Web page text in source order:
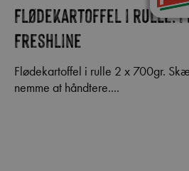
Flødekartoffel i rulle.
Freshline
Flødekartoffel i rulle 2 x 700gr. Skærefaste,
nemme at håndtere....